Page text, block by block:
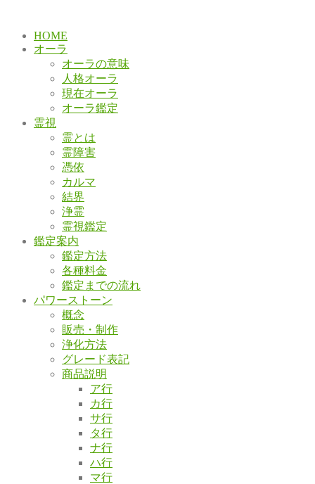
HOME
オーラ
オーラの意味
人格オーラ
現在オーラ
オーラ鑑定
霊視
霊とは
霊障害
憑依
カルマ
結界
浄霊
霊視鑑定
鑑定案内
鑑定方法
各種料金
鑑定までの流れ
パワーストーン
概念
販売・制作
浄化方法
グレード表記
商品説明
ア行
カ行
サ行
タ行
ナ行
ハ行
マ行